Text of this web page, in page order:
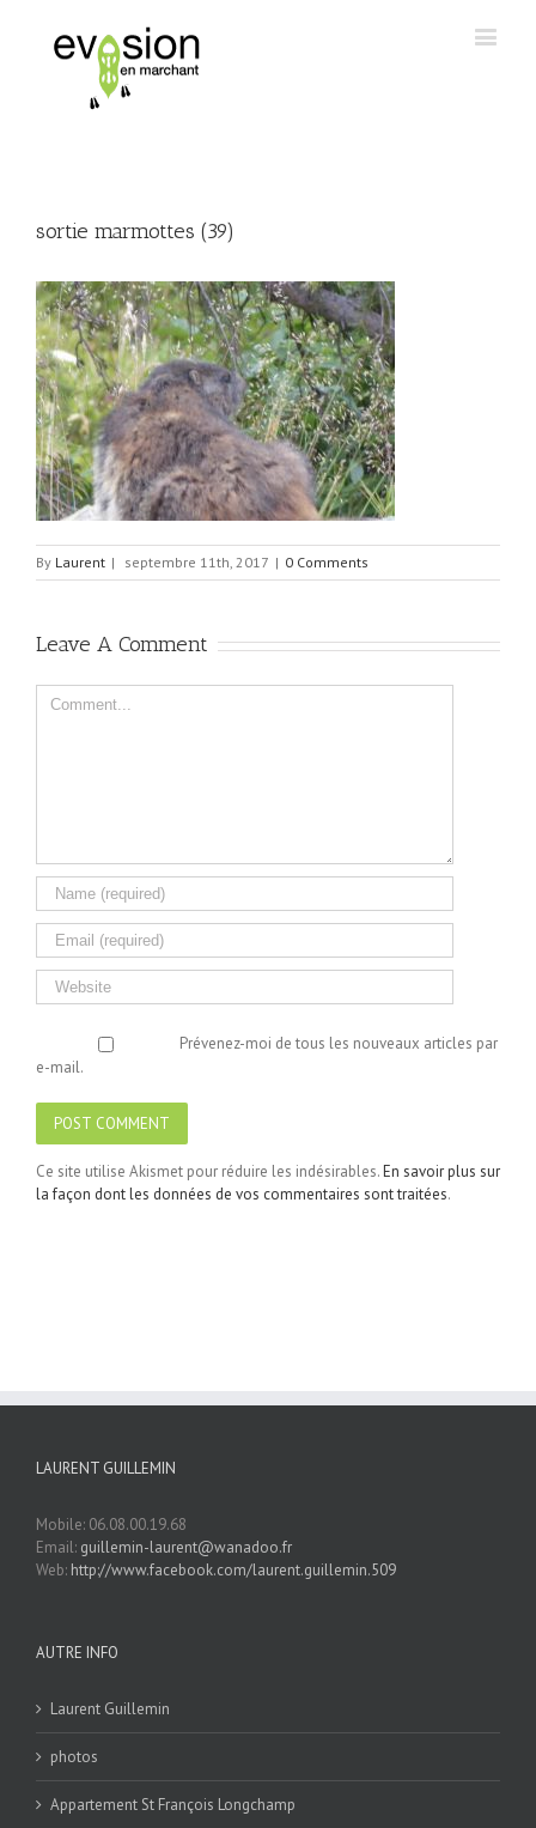
sortie marmottes (39)
By Laurent | septembre 11th, 2017 | 0 Comments
Leave A Comment
Comment
Prévenez-moi de tous les nouveaux articles par
e-mail.
Ce site utilise Akismet pour réduire les indésirables.En savoir plus sur
la façon dont les données de vos commentaires sont traitées.
LAURENT GUILLEMIN
Mobile: 06.08.00.19.68
Email: guillemin-laurent@wanadoo.fr
Web: http://www.facebook.com/laurent.guillemin.509
AUTRE INFO
Laurent Guillemin
photos
Appartement St François Longchamp